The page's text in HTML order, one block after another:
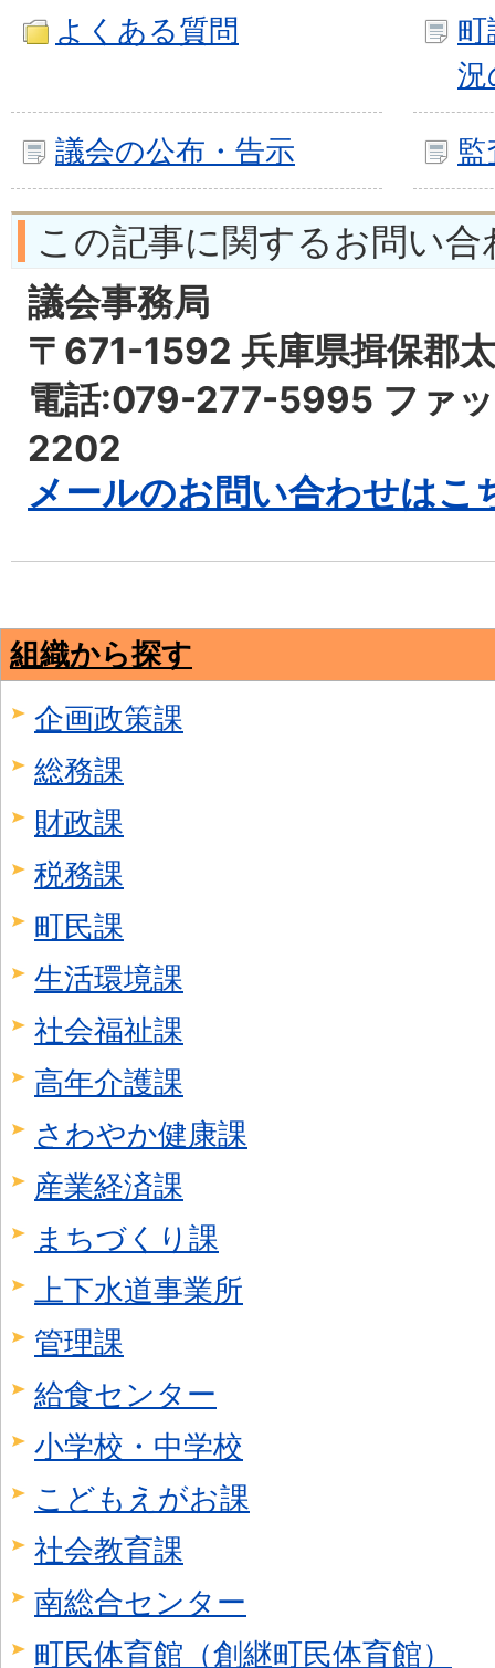
よくある質問
況
議会の公布・告示
この記事に関するお問い合
議会事務局
〒671-1592 兵庫県揖保郡
電話:079-277-5995 ファ
2202
メールのお問い合わせはこ
組織から探す
企画政策課
総務課
財政課
税務課
町民課
生活環境課
社会福祉課
高年介護課
さわやか健康課
産業経済課
まちづくり課
上下水道事業所
管理課
給食センター
小学校・中学校
こどもえがお課
社会教育課
南総合センター
町民体育館（創継町民体育館）